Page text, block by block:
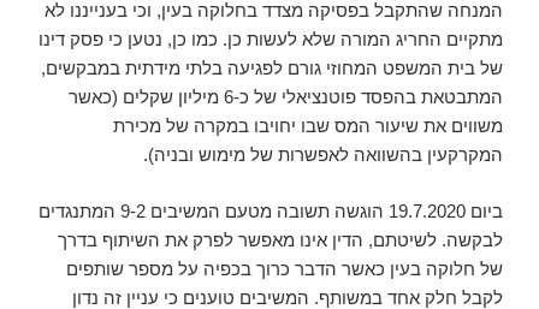
המנחה שהתקבל בפסיקה מצדד בחלוקה בעין, וכי בענייננו לא
מתקיים החריג המורה שלא לעשות כן. כמו כן, נטען כי פסק דינו
של בית המשפט המחוזי גורם לפגיעה בלתי מידתית במבקשים,
המתבטאת בהפסד פוטנציאלי של כ-6 מיליון שקלים (כאשר
משווים את שיעור המס שבו יחויבו במקרה של מכירת
המקרקעין בהשוואה לאפשרות של מימוש ובניה).
ביום 19.7.2020 הוגשה תשובה מטעם המשיבים 9-2 המתנגדים
לבקשה. לשיטתם, הדין אינו מאפשר לפרק את השיתוף בדרך
של חלוקה בעין כאשר הדבר כרוך בכפיה על מספר שותפים
לקבל חלק אחד במשותף. המשיבים טוענים כי עניין זה נדון